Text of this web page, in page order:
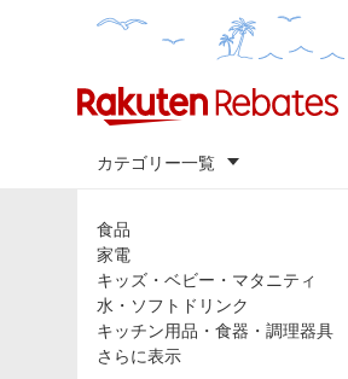
カテゴリー一覧
カテゴリ
食品
家電
キッズ・ベビー・マタニティ
水・ソフトドリンク
キッチン用品・食器・調理器具
さらに表示